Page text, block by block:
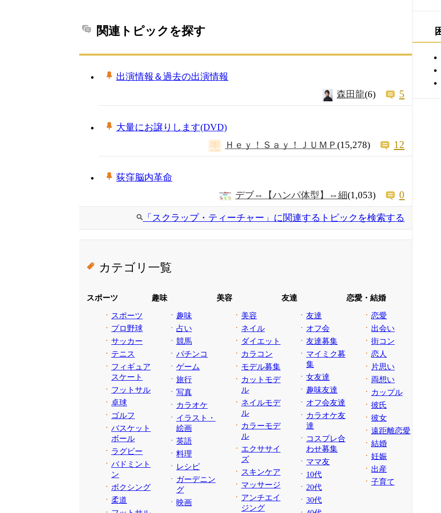
関連トピックを探す
出演情報＆過去の出演情報
森田龍(6) 5
大量にお譲りします(DVD)
Ｈｅｙ！Ｓａｙ！ＪＵＭＰ (15,278) 12
荻窪脳内革命
デブ⇔【ハンパ体型】⇔細(1,053) 0
「スクラップ・ティーチャー」に関連するトピックを検索する
カテゴリ一覧
スポーツ
スポーツ
プロ野球
サッカー
テニス
フィギュア
スケート
フットサル
卓球
ゴルフ
バスケット
ボール
ラグビー
バドミント
ン
ボクシング
柔道
趣味
趣味
占い
競馬
パチンコ
ゲーム
旅行
写真
カラオケ
イラスト・
絵画
英語
料理
レシピ
ガーデニン
グ
映画
美容
美容
ネイル
ダイエット
カラコン
モデル募集
カットモデ
ル
ネイルモデ
ル
カラーモデ
ル
エクササイ
ズ
スキンケア
マッサージ
アンチエイ
ジング
友達
友達
オフ会
友達募集
マイミク募
集
女友達
趣味友達
オフ会友達
カラオケ友
達
コスプレ合
わせ募集
ママ友
10代
20代
30代
恋愛・結婚
恋愛
出会い
街コン
恋人
片思い
両想い
カップル
彼氏
彼女
遠距離恋愛
結婚
妊娠
出産
子育て